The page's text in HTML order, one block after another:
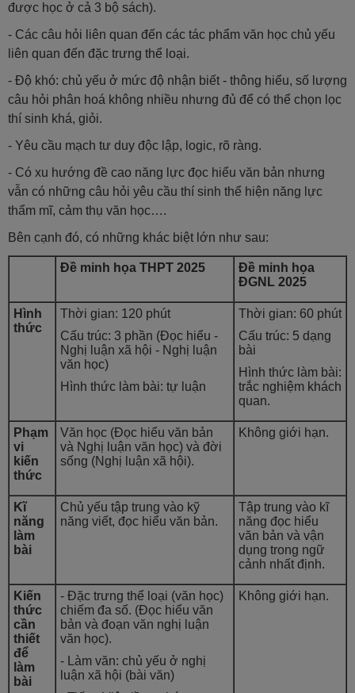
được học ở cả 3 bộ sách).
- Các câu hỏi liên quan đến các tác phẩm văn học chủ yếu
liên quan đến đặc trưng thể loại.
- Độ khó: chủ yếu ở mức độ nhận biết - thông hiểu, số lượng
câu hỏi phân hoá không nhiều nhưng đủ để có thể chọn lọc
thí sinh khá, giỏi.
- Yêu cầu mạch tư duy độc lập, logic, rõ ràng.
- Có xu hướng đề cao năng lực đọc hiểu văn bản nhưng
vẫn có những câu hỏi yêu cầu thí sinh thể hiện năng lực
thẩm mĩ, cảm thụ văn học….
Bên cạnh đó, có những khác biệt lớn như sau:
Đề minh họa THPT 2025
Đề minh họa
ĐGNL 2025
Hình
thức
Thời gian: 120 phút
Cấu trúc: 3 phần (Đọc hiểu -
Nghị luận xã hội - Nghị luận
văn học)
Hình thức làm bài: tự luận
Thời gian: 60 phút
Cấu trúc: 5 dạng
bài
Hình thức làm bài:
trắc nghiệm khách
quan.
Phạm
vi
kiến
thức
Văn học (Đọc hiểu văn bản
và Nghị luận văn học) và đời
sống (Nghị luận xã hội).
Không giới hạn.
Kĩ
năng
làm
bài
Chủ yếu tập trung vào kỹ
năng viết, đọc hiểu văn bản.
Tập trung vào kĩ
năng đọc hiểu
văn bản và vận
dụng trong ngữ
cảnh nhất định.
Kiến
thức
cần
thiết
để
làm
bài
- Đặc trưng thể loại (văn học)
chiếm đa số. (Đọc hiểu văn
bản và đoạn văn nghị luận
văn học).
- Làm văn: chủ yếu ở nghị
luận xã hội (bài văn)
Không giới hạn.